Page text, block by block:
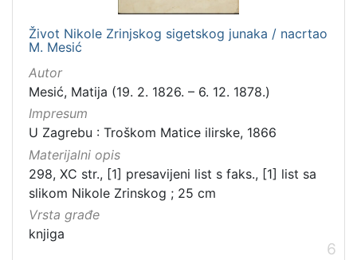
Život Nikole Zrinjskog sigetskog junaka / nacrtao
M. Mesić
Autor
Mesić, Matija (19. 2. 1826. – 6. 12. 1878.)
Impresum
U Zagrebu : Troškom Matice ilirske, 1866
Materijalni opis
298, XC str., [1] presavijeni list s faks., [1] list sa
slikom Nikole Zrinskog ; 25 cm
Vrsta građe
knjiga
6